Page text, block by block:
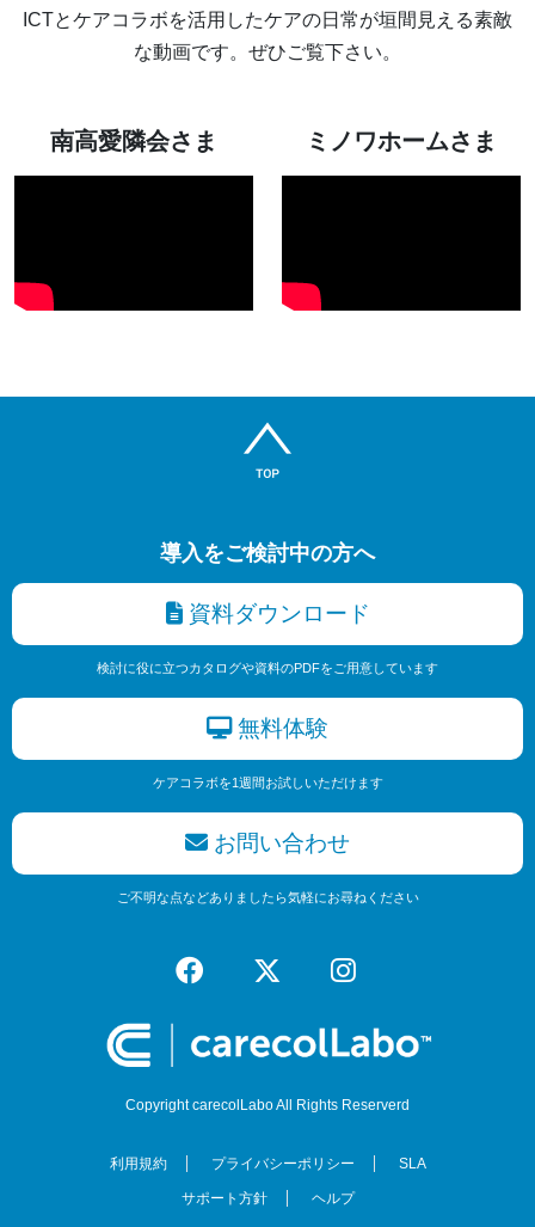
ICTとケアコラボを活用したケアの日常が垣間見える素敵
な動画です。ぜひご覧下さい。
南高愛隣会さま ミノワホームさま
導入をご検討中の方へ
資料ダウンロード
検討に役に立つカタログや資料のPDFをご用意しています
無料体験
ケアコラボを1週間お試しいただけます
お問い合わせ
ご不明な点などありましたら気軽にお尋ねください
Copyright carecolLabo All Rights Reserverd
利用規約 プライバシーポリシー SLA
サポート方針 ヘルプ